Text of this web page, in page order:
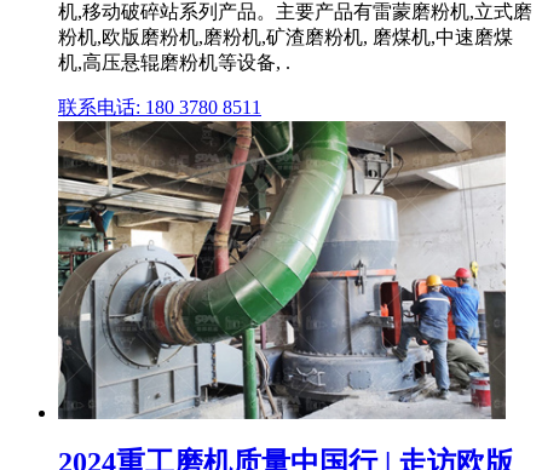
机,移动破碎站系列产品。主要产品有雷蒙磨粉机,立式磨
粉机,欧版磨粉机,磨粉机,矿渣磨粉机, 磨煤机,中速磨煤
机,高压悬辊磨粉机等设备, .
联系电话: 180 3780 8511
2024重工磨机质量中国行 | 走访欧版